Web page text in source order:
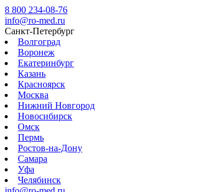
8 800 234-08-76
info@ro-med.ru
Санкт-Петербург
Волгоград
Воронеж
Екатеринбург
Казань
Красноярск
Москва
Нижний Новгород
Новосибирск
Омск
Пермь
Ростов-на-Дону
Самара
Уфа
Челябинск